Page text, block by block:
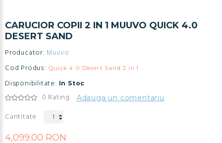
CARUCIOR COPII 2 IN 1 MUUVO QUICK 4.0
DESERT SAND
Producator: Muuvo
Cod Produs: Quick 4.0 Desert Sand 2 in 1
Disponibilitate: In Stoc
0 Rating Adauga un comentariu
Cantitate
4,099.00 RON